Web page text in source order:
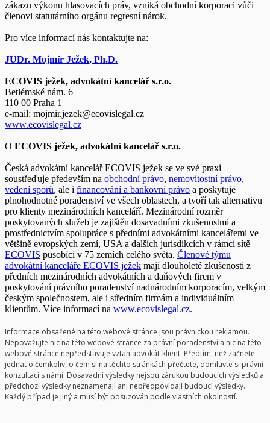
zákazu výkonu hlasovacích práv, vzniká obchodní korporaci vůči
členovi statutárního orgánu regresní nárok.
Pro více informací nás kontaktujte na:
JUDr. Mojmír Ježek, Ph.D.
ECOVIS ježek, advokátní kancelář s.r.o.
Betlémské nám. 6
110 00 Praha 1
e-mail: mojmir.jezek@ecovislegal.cz
www.ecovislegal.cz
O ECOVIS ježek, advokátní kancelář s.r.o.
Česká advokátní kancelář ECOVIS ježek se ve své praxi
soustřeďuje především na obchodní právo, nemovitostní právo,
vedení sporů, ale i financování a bankovní právo a poskytuje
plnohodnotné poradenství ve všech oblastech, a tvoří tak alternativu
pro klienty mezinárodních kanceláří. Mezinárodní rozměr
poskytovaných služeb je zajištěn dosavadními zkušenostmi a
prostřednictvím spolupráce s předními advokátními kancelářemi ve
většině evropských zemí, USA a dalších jurisdikcích v rámci sítě
ECOVIS působící v 75 zemích celého světa. Členové týmu
advokátní kanceláře ECOVIS ježek mají dlouholeté zkušenosti z
předních mezinárodních advokátních a daňových firem v
poskytování právního poradenství nadnárodním korporacím, velkým
českým společnostem, ale i středním firmám a individuálním
klientům. Více informací na www.ecovislegal.cz.
Informace obsažené na této webové stránce jsou právnickou reklamou.
Nepovažujte nic na této webové stránce za právní poradenství a nic na této
webové stránce nepředstavuje vztah advokát-klient. Předtím, než začnete
jednat o čemkoliv, o čem si na těchto stránkách přečtete, domluvte si právní
konzultaci s námi. Dosavadní výsledky nejsou zárukou budoucích výsledků a
předchozí výsledky neznamenají ani nepředpovídají budoucí výsledky.
Každý případ je jiný a musí být posuzován podle vlastních okolností.